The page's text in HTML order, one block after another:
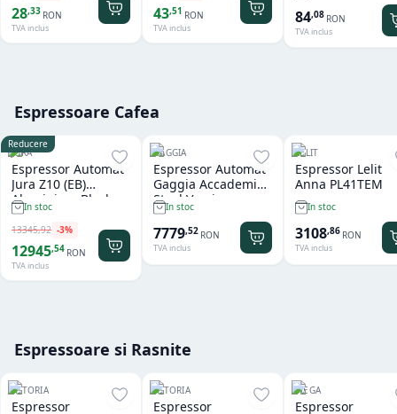
28,33 RON
TVA inclus
43,51 RON
TVA inclus
84,08 RON
TVA inclus
Espressoare Cafea
Reducere
JURA
Espressor Automat
Jura Z10 (EB)
Aluminium Black
In stoc
13345,92 -3%
12945,54 RON
TVA inclus
GAGGIA
Espressor Automat
Gaggia Accademia
Steel Version
In stoc
7779,52 RON
TVA inclus
LELIT
Espressor Lelit
Anna PL41TEM
In stoc
3108,86 RON
TVA inclus
Espressoare si Rasnite
ASTORIA
Espressor
ASTORIA
Espressor
WEGA
Espressor